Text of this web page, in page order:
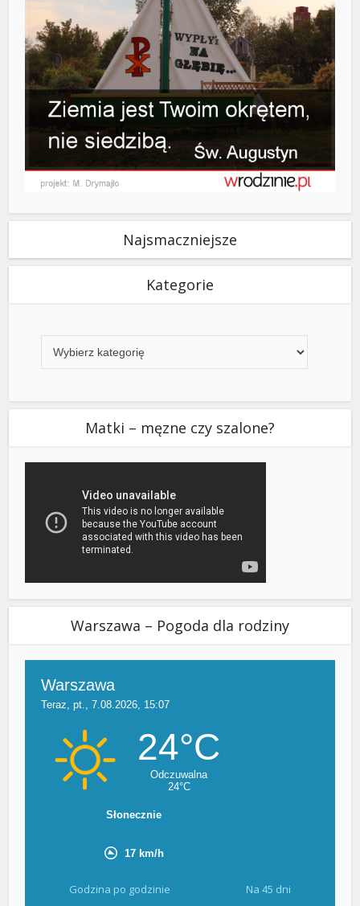
Najsmaczniejsze
Kategorie
Matki – męzne czy szalone?
Warszawa – Pogoda dla rodziny
Godzina po godzinie Na 45 dni